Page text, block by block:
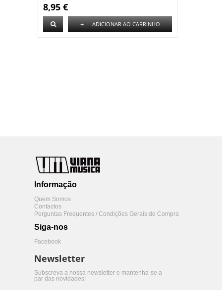
8,95 €
+ ADICIONAR AO CARRINHO
Informação
Quem Somos
Contactos
Perguntas Frequentes / Condições Gerais de Compra
Siga-nos
Facebook
Newsletter
Subscreva a nossa newsletter e mantenha-se a
par das novidades!